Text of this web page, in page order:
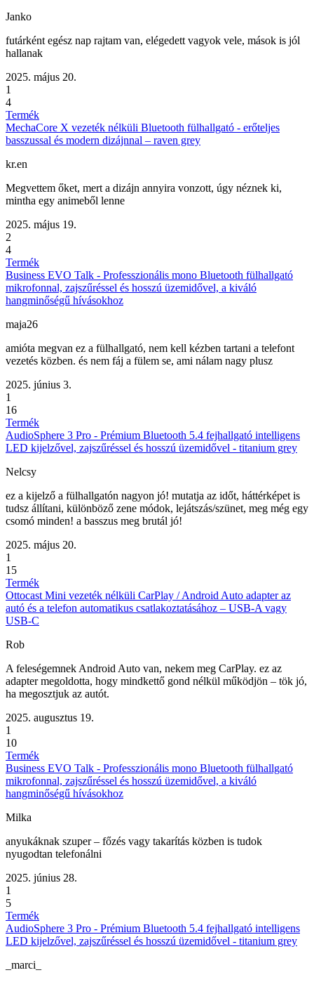
Janko
futárként egész nap rajtam van, elégedett vagyok vele, mások is jól
hallanak
2025. május 20.
1
4
Termék
MechaCore X vezeték nélküli Bluetooth fülhallgató - erőteljes
basszussal és modern dizájnnal – raven grey
kr.en
Megvettem őket, mert a dizájn annyira vonzott, úgy néznek ki,
mintha egy animeből lenne
2025. május 19.
2
4
Termék
Business EVO Talk - Professzionális mono Bluetooth fülhallgató
mikrofonnal, zajszűréssel és hosszú üzemidővel, a kiváló
hangminőségű hívásokhoz
maja26
amióta megvan ez a fülhallgató, nem kell kézben tartani a telefont
vezetés közben. és nem fáj a fülem se, ami nálam nagy plusz
2025. június 3.
1
16
Termék
AudioSphere 3 Pro - Prémium Bluetooth 5.4 fejhallgató intelligens
LED kijelzővel, zajszűréssel és hosszú üzemidővel - titanium grey
Nelcsy
ez a kijelző a fülhallgatón nagyon jó! mutatja az időt, háttérképet is
tudsz állítani, különböző zene módok, lejátszás/szünet, meg még egy
csomó minden! a basszus meg brutál jó!
2025. május 20.
1
15
Termék
Ottocast Mini vezeték nélküli CarPlay / Android Auto adapter az
autó és a telefon automatikus csatlakoztatásához – USB-A vagy
USB-C
Rob
A feleségemnek Android Auto van, nekem meg CarPlay. ez az
adapter megoldotta, hogy mindkettő gond nélkül működjön – tök jó,
ha megosztjuk az autót.
2025. augusztus 19.
1
10
Termék
Business EVO Talk - Professzionális mono Bluetooth fülhallgató
mikrofonnal, zajszűréssel és hosszú üzemidővel, a kiváló
hangminőségű hívásokhoz
Milka
anyukáknak szuper – főzés vagy takarítás közben is tudok
nyugodtan telefonálni
2025. június 28.
1
5
Termék
AudioSphere 3 Pro - Prémium Bluetooth 5.4 fejhallgató intelligens
LED kijelzővel, zajszűréssel és hosszú üzemidővel - titanium grey
_marci_